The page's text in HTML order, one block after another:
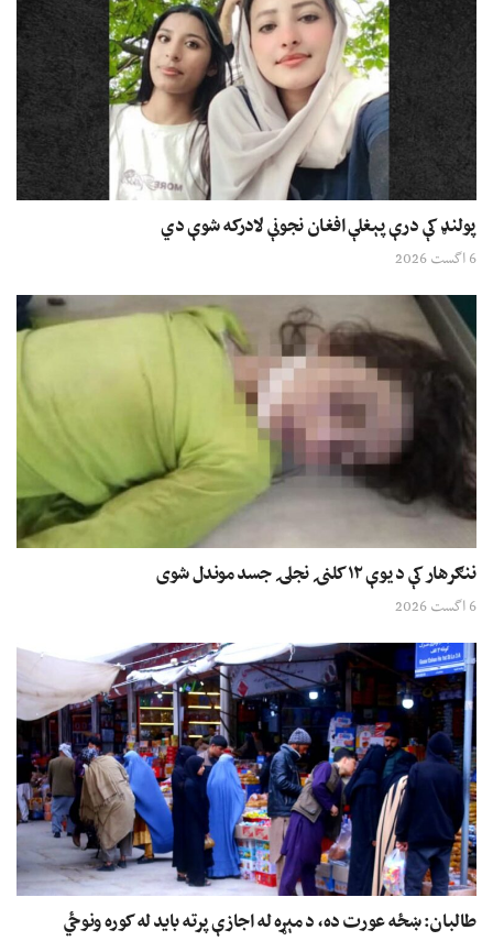
پولنډ کې درې پېغلې افغان نجونې لادرکه شوې دي
6 اگست 2026
ننګرهار کې د یوې ۱۲ کلنۍ نجلۍ جسد موندل شوی
6 اگست 2026
طالبان: ښځه عورت ده، د مېړه له اجازې پرته باید له کوره ونوځي